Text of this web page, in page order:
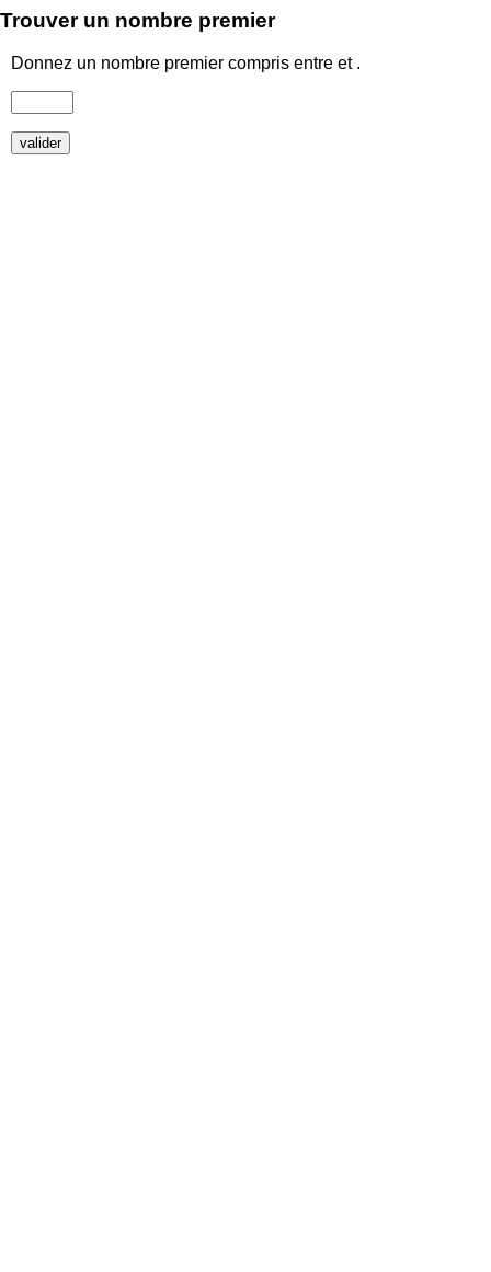
Trouver un nombre premier
Donnez un nombre premier compris entre et .